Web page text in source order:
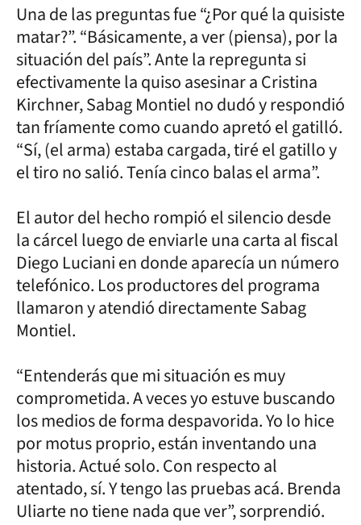
Una de las preguntas fue “¿Por qué la quisiste
matar?”. “Básicamente, a ver (piensa), por la
situación del país”. Ante la repregunta si
efectivamente la quiso asesinar a Cristina
Kirchner, Sabag Montiel no dudó y respondió
tan fríamente como cuando apretó el gatilló.
“Sí, (el arma) estaba cargada, tiré el gatillo y
el tiro no salió. Tenía cinco balas el arma”.
El autor del hecho rompió el silencio desde
la cárcel luego de enviarle una carta al fiscal
Diego Luciani en donde aparecía un número
telefónico. Los productores del programa
llamaron y atendió directamente Sabag
Montiel.
“Entenderás que mi situación es muy
comprometida. A veces yo estuve buscando
los medios de forma despavorida. Yo lo hice
por motus proprio, están inventando una
historia. Actué solo. Con respecto al
atentado, sí. Y tengo las pruebas acá. Brenda
Uliarte no tiene nada que ver”, sorprendió.